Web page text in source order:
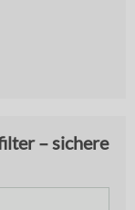
– sichere